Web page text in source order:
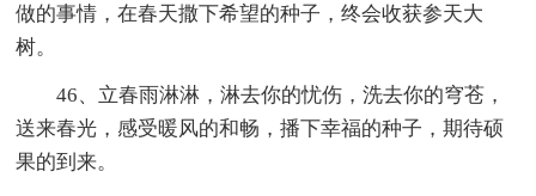
做的事情，在春天撒下希望的种子，终会收获参天大
树。
46、立春雨淋淋，淋去你的忧伤，洗去你的穹苍，
送来春光，感受暖风的和畅，播下幸福的种子，期待硕
果的到来。